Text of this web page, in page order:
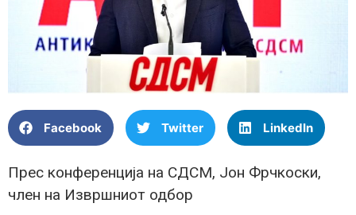
Facebook Twitter LinkedIn
Прес конференција на СДСМ, Јон Фрчкоски,
член на Извршниот одбор